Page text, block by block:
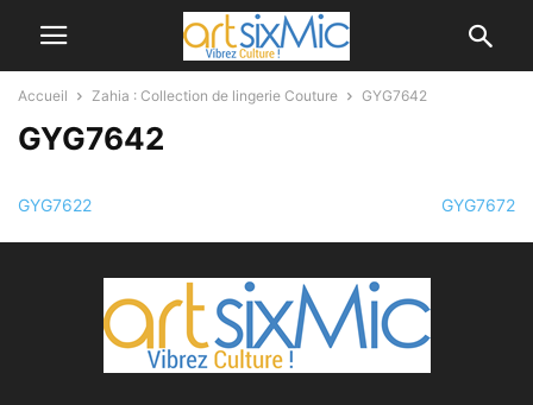
Accueil Zahia : Collection de lingerie Couture GYG7642
GYG7642
GYG7622 GYG7672